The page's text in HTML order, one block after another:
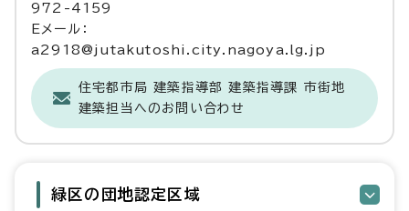
972-4159
Eメール：
a2918@jutakutoshi.city.nagoya.lg.jp
住宅都市局 建築指導部 建築指導課 市街地
建築担当へのお問い合わせ
緑区の団地認定区域